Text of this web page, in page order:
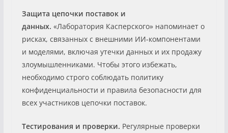
Защита цепочки поставок и
данных. «Лаборатория Касперского» напоминает о
рисках, связанных с внешними ИИ-компонентами
и моделями, включая утечки данных и их продажу
злоумышленниками. Чтобы этого избежать,
необходимо строго соблюдать политику
конфиденциальности и правила безопасности для
всех участников цепочки поставок.
Тестирования и проверки. Регулярные проверки